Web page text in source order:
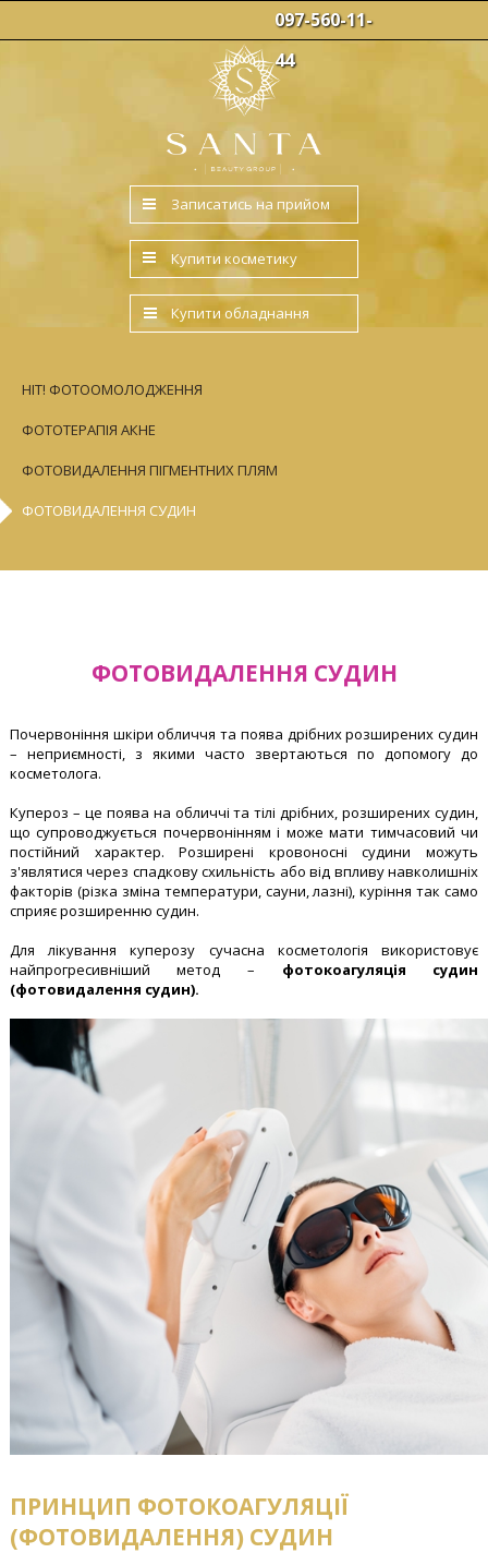
Записатись на прийом
Купити косметику
Купити обладнання
097-560-11-
44
HIT! ФОТООМОЛОДЖЕННЯ
ФОТОТЕРАПІЯ АКНЕ
ФОТОВИДАЛЕННЯ ПІГМЕНТНИХ ПЛЯМ
ФОТОВИДАЛЕННЯ СУДИН
ФОТОВИДАЛЕННЯ СУДИН
Почервоніння шкіри обличчя та поява дрібних розширених судин
– неприємності, з якими часто звертаються по допомогу до
косметолога.
Купероз – це поява на обличчі та тілі дрібних, розширених судин,
що супроводжується почервонінням і може мати тимчасовий чи
постійний характер. Розширені кровоносні судини можуть
з'являтися через спадкову схильність або від впливу навколишніх
факторів (різка зміна температури, сауни, лазні), куріння так само
сприяє розширенню судин.
Для лікування куперозу сучасна косметологія використовує
найпрогресивніший метод – фотокоагуляція судин
(фотовидалення судин).
ПРИНЦИП ФОТОКОАГУЛЯЦІЇ
(ФОТОВИДАЛЕННЯ) СУДИН